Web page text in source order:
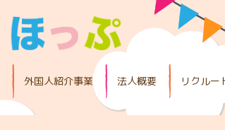
外国人紹介事業 法人概要 リクルー